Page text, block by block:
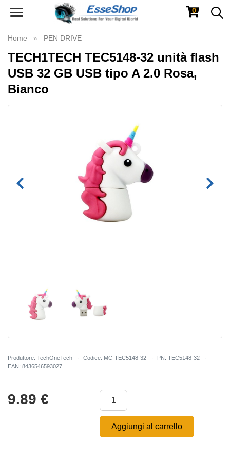
Toggle
0
Home PEN DRIVE
TECH1TECH TEC5148-32 unità flash
USB 32 GB USB tipo A 2.0 Rosa,
Bianco
Produttore: TechOneTech Codice: MC-TEC5148-32
PN: TEC5148-32
EAN: 8436546593027
9.89 €
Aggiungi al carrello